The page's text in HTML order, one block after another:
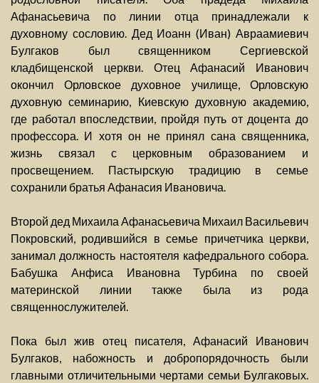
Афанасьевича по линии отца принадлежали к
духовному сословию. Дед Иоанн (Иван) Авраамиевич
Булгаков был священником Сергиевской
кладбищенской церкви. Отец Афанасий Иванович
окончил Орловское духовное училище, Орловскую
духовную семинарию, Киевскую духовную академию,
где работал впоследствии, пройдя путь от доцента до
профессора. И хотя он не принял сана священника,
жизнь связал с церковным образованием и
просвещением. Пастырскую традицию в семье
сохранили братья Афанасия Ивановича.
Второй дед Михаила Афанасьевича Михаил Васильевич
Покровский, родившийся в семье причетчика церкви,
занимал должность настоятеля кафедрального собора.
Бабушка Анфиса Ивановна Турбина по своей
материнской линии также была из рода
священнослужителей.
Пока был жив отец писателя, Афанасий Иванович
Булгаков, набожность и добропорядочность были
главными отличительными чертами семьи Булгаковых.